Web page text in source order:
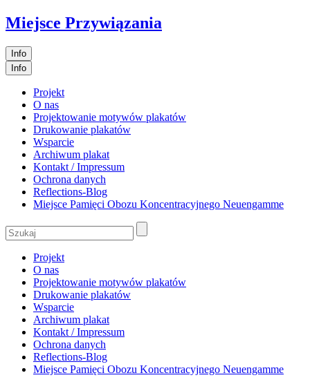
Miejsce Przywiązania
Info
Info
Projekt
O nas
Projektowanie motywów plakatów
Drukowanie plakatów
Wsparcie
Archiwum plakat
Kontakt / Impressum
Ochrona danych
Reflections-Blog
Miejsce Pamięci Obozu Koncentracyjnego Neuengamme
Projekt
O nas
Projektowanie motywów plakatów
Drukowanie plakatów
Wsparcie
Archiwum plakat
Kontakt / Impressum
Ochrona danych
Reflections-Blog
Miejsce Pamięci Obozu Koncentracyjnego Neuengamme